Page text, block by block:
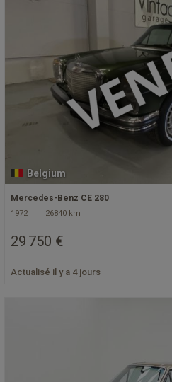
Belgium
Mercedes-Benz CE 280
1972 26840 km
29 750 €
Actualisé il y a 4 jours